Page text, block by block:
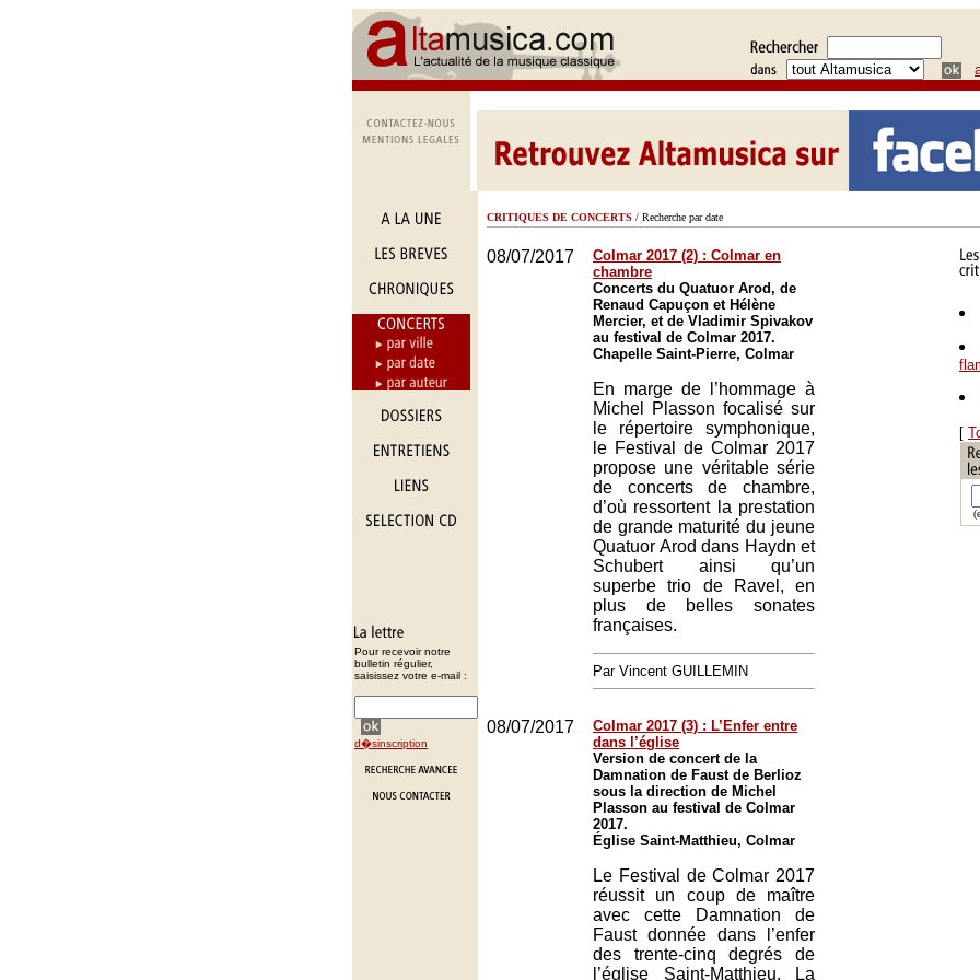
Pour recevoir notre
bulletin régulier,
saisissez votre e-mail :
d�sinscription
CRITIQUES DE CONCERTS / Recherche par date
08/07/2017
Colmar 2017 (2) : Colmar en
chambre
Concerts du Quatuor Arod, de
Renaud Capuçon et Hélène
Mercier, et de Vladimir Spivakov
au festival de Colmar 2017.
Chapelle Saint-Pierre, Colmar
En marge de l’hommage à
Michel Plasson focalisé sur
le répertoire symphonique,
le Festival de Colmar 2017
propose une véritable série
de concerts de chambre,
d’où ressortent la prestation
de grande maturité du jeune
Quatuor Arod dans Haydn et
Schubert ainsi qu’un
superbe trio de Ravel, en
plus de belles sonates
françaises.
Par Vincent GUILLEMIN
08/07/2017
Colmar 2017 (3) : L’Enfer entre
dans l’église
Version de concert de la
Damnation de Faust de Berlioz
sous la direction de Michel
Plasson au festival de Colmar
2017.
Église Saint-Matthieu, Colmar
Le Festival de Colmar 2017
réussit un coup de maître
avec cette Damnation de
Faust donnée dans l’enfer
des trente-cinq degrés de
l’église Saint-Matthieu. La
[